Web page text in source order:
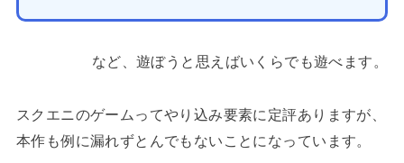
など、遊ぼうと思えばいくらでも遊べます。
スクエニのゲームってやり込み要素に定評ありますが、
本作も例に漏れずとんでもないことになっています。